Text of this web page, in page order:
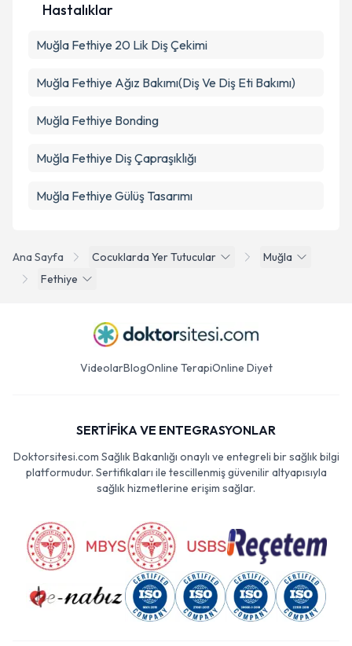
Ana Sayfa Cocuklarda Yer Tutucular
Muğla
Fethiye
Hastalıklar
Muğla Fethiye 20 Lik Diş Çekimi
Muğla Fethiye Ağız Bakımı(Diş Ve Diş Eti Bakımı)
Muğla Fethiye Bonding
Muğla Fethiye Diş Çapraşıklığı
Muğla Fethiye Gülüş Tasarımı
VideolarBlogOnline TerapiOnline Diyet
SERTİFİKA VE ENTEGRASYONLAR
Doktorsitesi.com Sağlık Bakanlığı onaylı ve entegreli bir sağlık bilgi
platformudur. Sertifikaları ile tescillenmiş güvenilir altyapısıyla
sağlık hizmetlerine erişim sağlar.